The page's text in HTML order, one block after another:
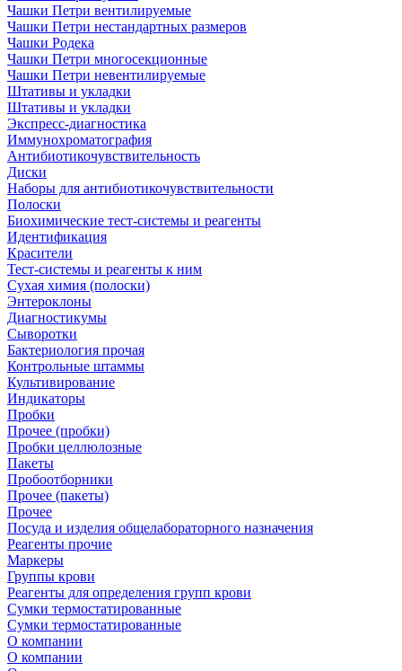
Чашки Петри вентилируемые
Чашки Петри нестандартных размеров
Чашки Родека
Чашки Петри многосекционные
Чашки Петри невентилируемые
Штативы и укладки
Штативы и укладки
Экспресс-диагностика
Иммунохроматография
Антибиотикочувствительность
Диски
Наборы для антибиотикочувствительности
Полоски
Биохимические тест-системы и реагенты
Идентификация
Красители
Тест-системы и реагенты к ним
Сухая химия (полоски)
Энтероклоны
Диагностикумы
Сыворотки
Бактериология прочая
Контрольные штаммы
Культивирование
Индикаторы
Пробки
Прочее (пробки)
Пробки целлюлозные
Пакеты
Пробоотборники
Прочее (пакеты)
Прочее
Посуда и изделия общелабораторного назначения
Реагенты прочие
Маркеры
Группы крови
Реагенты для определения групп крови
Сумки термостатированные
Сумки термостатированные
О компании
О компании